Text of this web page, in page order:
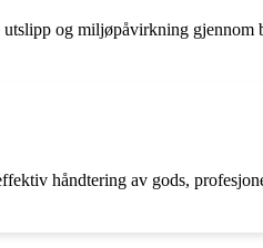
og miljøpåvirkning gjennom
håndtering av gods,